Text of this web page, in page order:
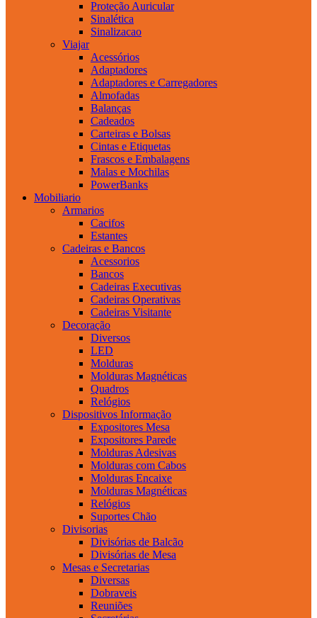
Proteção Auricular
Sinalética
Sinalizacao
Viajar
Acessórios
Adaptadores
Adaptadores e Carregadores
Almofadas
Balanças
Cadeados
Carteiras e Bolsas
Cintas e Etiquetas
Frascos e Embalagens
Malas e Mochilas
PowerBanks
Mobiliario
Armarios
Cacifos
Estantes
Cadeiras e Bancos
Acessorios
Bancos
Cadeiras Executivas
Cadeiras Operativas
Cadeiras Visitante
Decoração
Diversos
LED
Molduras
Molduras Magnéticas
Quadros
Relógios
Dispositivos Informação
Expositores Mesa
Expositores Parede
Molduras Adesivas
Molduras com Cabos
Molduras Encaixe
Molduras Magnéticas
Relógios
Suportes Chão
Divisorias
Divisórias de Balcão
Divisórias de Mesa
Mesas e Secretarias
Diversas
Dobraveis
Reuniões